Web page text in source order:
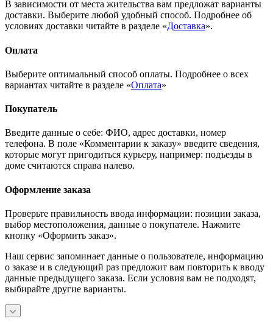
В зависимости от места жительства вам предложат варианты
доставки. Выберите любой удобный способ. Подробнее об
условиях доставки читайте в разделе «Доставка».
Оплата
Выберите оптимальный способ оплаты. Подробнее о всех
вариантах читайте в разделе «Оплата»
Покупатель
Введите данные о себе: ФИО, адрес доставки, номер
телефона. В поле «Комментарии к заказу» введите сведения,
которые могут пригодиться курьеру, например: подъезды в
доме считаются справа налево.
Оформление заказа
Проверьте правильность ввода информации: позиции заказа,
выбор местоположения, данные о покупателе. Нажмите
кнопку «Оформить заказ».
Наш сервис запоминает данные о пользователе, информацию
о заказе и в следующий раз предложит вам повторить к вводу
данные предыдущего заказа. Если условия вам не подходят,
выбирайте другие варианты.